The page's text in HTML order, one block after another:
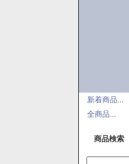
新着商品...
全商品...
商品検索